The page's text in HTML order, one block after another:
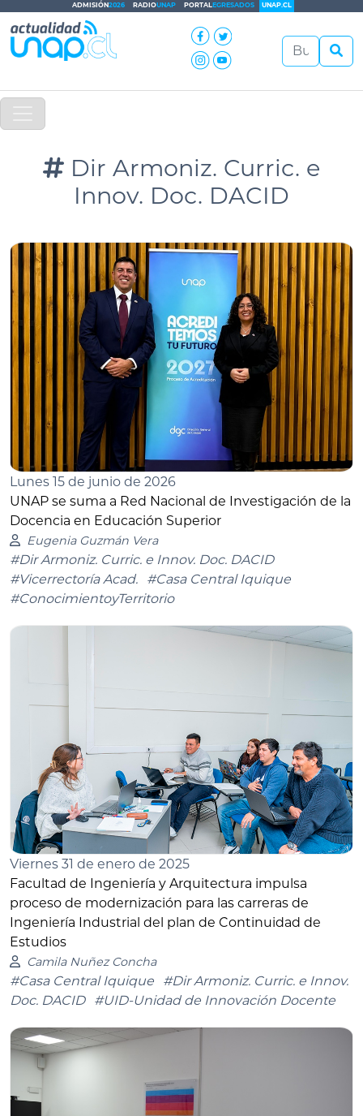
ADMISIÓN2026 RADIOUNAP PORTALEGRESADOS UNAP.CL
Dir Armoniz. Curric. e
Innov. Doc. DACID
Lunes 15 de junio de 2026
UNAP se suma a Red Nacional de Investigación de la
Docencia en Educación Superior
Eugenia Guzmán Vera
#Dir Armoniz. Curric. e Innov. Doc. DACID
#Vicerrectoría Acad.
#Casa Central Iquique
#ConocimientoyTerritorio
Viernes 31 de enero de 2025
Facultad de Ingeniería y Arquitectura impulsa
proceso de modernización para las carreras de
Ingeniería Industrial del plan de Continuidad de
Estudios
Camila Nuñez Concha
#Casa Central Iquique
#Dir Armoniz. Curric. e Innov.
Doc. DACID
#UID-Unidad de Innovación Docente